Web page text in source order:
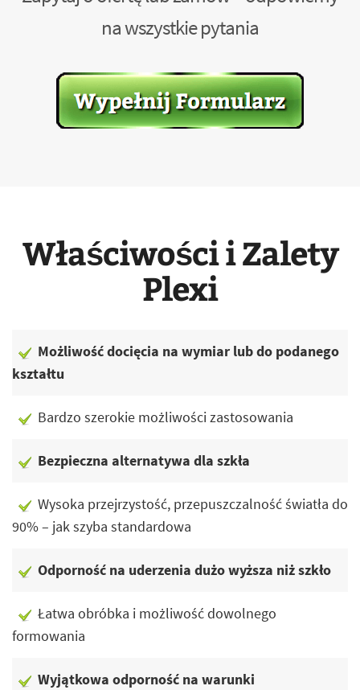
na wszystkie pytania
Właściwości i Zalety
Plexi
Możliwość docięcia na wymiar lub do podanego
kształtu
Bardzo szerokie możliwości zastosowania
Bezpieczna alternatywa dla szkła
Wysoka przejrzystość, przepuszczalność światła do
90% – jak szyba standardowa
Odporność na uderzenia dużo wyższa niż szkło
Łatwa obróbka i możliwość dowolnego
formowania
Wyjątkowa odporność na warunki